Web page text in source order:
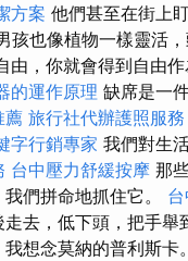
方案 他們甚至在街上
孩也像植物一樣靈活
由，你就會得到自由作
的運作原理 缺席是一
薦 旅行社代辦護照服務
字行銷專家 我們對生
台中壓力舒緩按摩 那
們拼命地抓住它。
去，低下頭，把手舉
想念莫納的普利斯卡